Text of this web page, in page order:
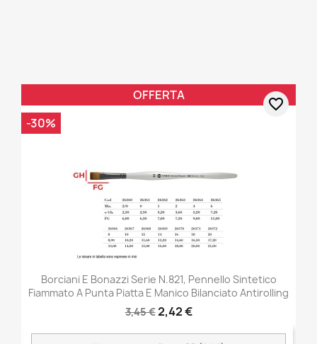
Borciani E Bonazzi Serie N.821, Pennello Sintetico
Fiammato A Punta Piatta E Manico Bilanciato Antirolling
3,45 €2,42 €
OFFERTA
-30%
favorite_border